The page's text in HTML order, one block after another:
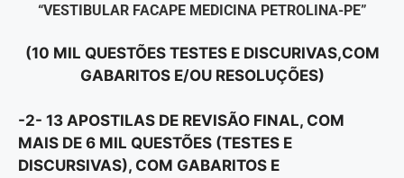
“VESTIBULAR FACAPE MEDICINA PETROLINA-PE”
(10 MIL QUESTÕES TESTES E DISCURIVAS,COM
GABARITOS E/OU RESOLUÇÕES)
-2- 13 APOSTILAS DE REVISÃO FINAL, COM
MAIS DE 6 MIL QUESTÕES (TESTES E
DISCURSIVAS), COM GABARITOS E